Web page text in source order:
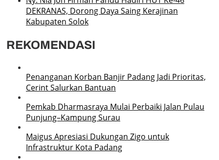
DEKRANAS, Dorong Daya Saing Kerajinan
Kabupaten Solok
REKOMENDASI
Penanganan Korban Banjir Padang Jadi Prioritas,
Cerint Salurkan Bantuan
Pemkab Dharmasraya Mulai Perbaiki Jalan Pulau
Punjung–Kampung Surau
Maigus Apresiasi Dukungan Zigo untuk
Infrastruktur Kota Padang